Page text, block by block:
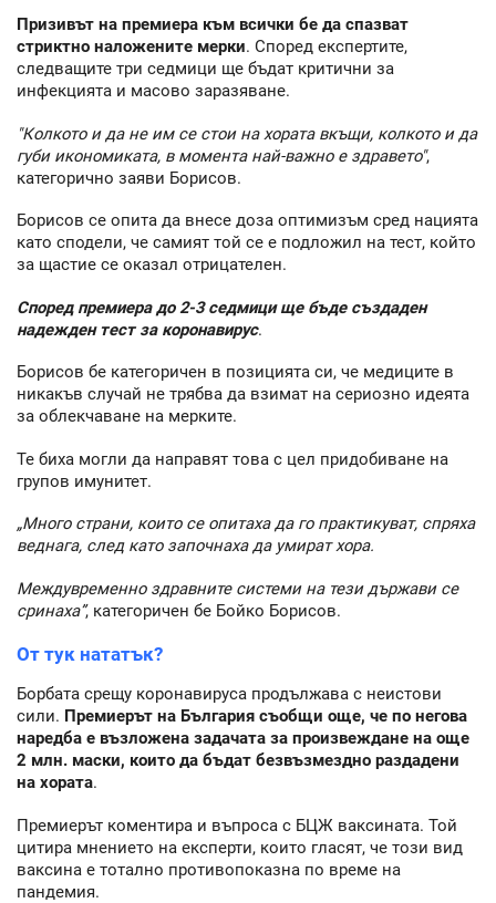
Призивът на премиера към всички бе да спазват
стриктно наложените мерки. Според експертите,
следващите три седмици ще бъдат критични за
инфекцията и масово заразяване.
"Колкото и да не им се стои на хората вкъщи, колкото и да
губи икономиката, в момента най-важно е здравето",
категорично заяви Борисов.
Борисов се опита да внесе доза оптимизъм сред нацията
като сподели, че самият той се е подложил на тест, който
за щастие се оказал отрицателен.
Според премиера до 2-3 седмици ще бъде създаден
надежден тест за коронавирус.
Борисов бе категоричен в позицията си, че медиците в
никакъв случай не трябва да взимат на сериозно идеята
за облекчаване на мерките.
Те биха могли да направят това с цел придобиване на
групов имунитет.
„Много страни, които се опитаха да го практикуват, спряха
веднага, след като започнаха да умират хора.
Междувременно здравните системи на тези държави се
сринаха”, категоричен бе Бойко Борисов.
От тук нататък?
Борбата срещу коронавируса продължава с неистови
сили. Премиерът на България съобщи още, че по негова
наредба е възложена задачата за произвеждане на още
2 млн. маски, които да бъдат безвъзмездно раздадени
на хората.
Премиерът коментира и въпроса с БЦЖ ваксината. Той
цитира мнението на експерти, които гласят, че този вид
ваксина е тотално противопоказна по време на
пандемия.